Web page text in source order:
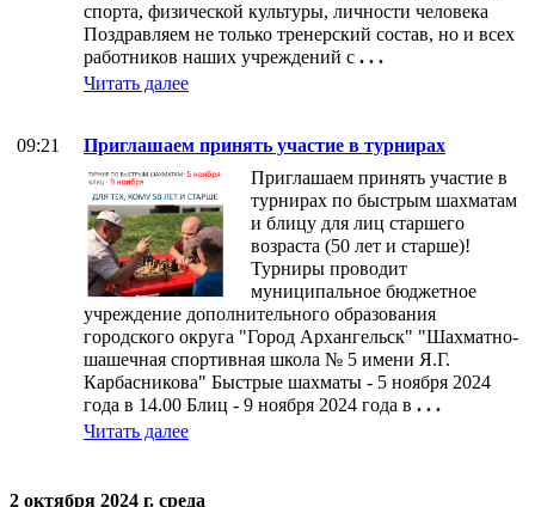
спорта, физической культуры, личности человека
Поздравляем не только тренерский состав, но и всех
работников наших учреждений с . . .
Читать далее
09:21
Приглашаем принять участие в турнирах
Приглашаем принять участие в
турнирах по быстрым шахматам
и блицу для лиц старшего
возраста (50 лет и старше)!
Турниры проводит
муниципальное бюджетное
учреждение дополнительного образования
городского округа "Город Архангельск" "Шахматно-
шашечная спортивная школа № 5 имени Я.Г.
Карбасникова" Быстрые шахматы - 5 ноября 2024
года в 14.00 Блиц - 9 ноября 2024 года в . . .
Читать далее
2 октября 2024 г. среда